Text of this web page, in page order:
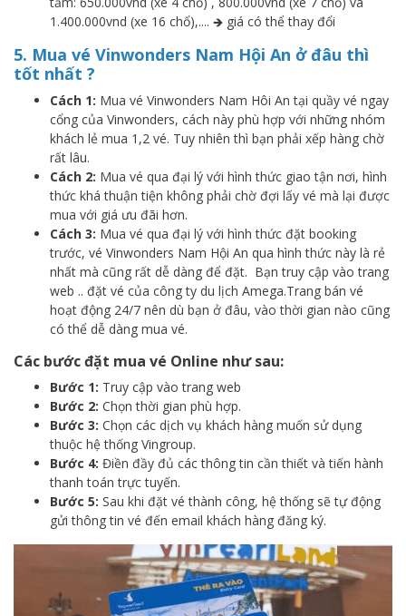
1.400.000vnd (xe 16 chổ),.... 🡺 giá có thể thay đổi
5. Mua vé Vinwonders Nam Hội An ở đâu thì
tốt nhất ?
Cách 1: Mua vé Vinwonders Nam Hôi An tại quầy vé ngay
cổng của Vinwonders, cách này phù hợp với những nhóm
khách lẻ mua 1,2 vé. Tuy nhiên thì bạn phải xếp hàng chờ
rất lâu.
Cách 2: Mua vé qua đại lý với hình thức giao tận nơi, hình
thức khá thuận tiện không phải chờ đợi lấy vé mà lại được
mua với giá ưu đãi hơn.
Cách 3: Mua vé qua đại lý với hình thức đặt booking
trước, vé Vinwonders Nam Hội An qua hình thức này là rẻ
nhất mà cũng rất dễ dàng để đặt. Bạn truy cập vào trang
web .. đặt vé của công ty du lịch Amega.Trang bán vé
hoạt động 24/7 nên dù bạn ở đâu, vào thời gian nào cũng
có thể dễ dàng mua vé.
Các bước đặt mua vé Online như sau:
Bước 1: Truy cập vào trang web
Bước 2: Chọn thời gian phù hợp.
Bước 3: Chọn các dịch vụ khách hàng muốn sử dụng
thuộc hệ thống Vingroup.
Bước 4: Điền đầy đủ các thông tin cần thiết và tiến hành
thanh toán trực tuyến.
Bước 5: Sau khi đặt vé thành công, hệ thống sẽ tự động
gửi thông tin vé đến email khách hàng đăng ký.